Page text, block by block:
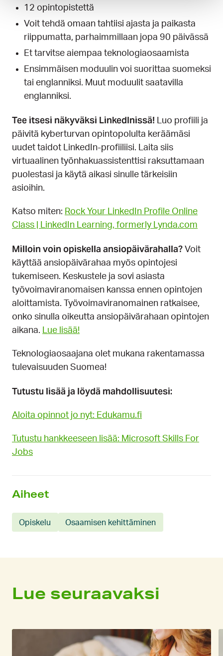
Aiheet
Opiskelu Osaamisen kehittäminen
12 opintopistettä
Voit tehdä omaan tahtiisi ajasta ja paikasta
riippumatta, parhaimmillaan jopa 90 päivässä
Et tarvitse aiempaa teknologiaosaamista
Ensimmäisen moduulin voi suorittaa suomeksi
tai englanniksi. Muut moduulit saatavilla
englanniksi.
Tee itsesi näkyväksi LinkedInissä! Luo profiili ja
päivitä kyberturvan opintopolulta keräämäsi
uudet taidot LinkedIn-profiiliisi. Laita siis
virtuaalinen työnhakuassistenttisi raksuttamaan
puolestasi ja käytä aikasi sinulle tärkeisiin
asioihin.
Katso miten: Rock Your LinkedIn Profile Online
Class | LinkedIn Learning, formerly Lynda.com
Milloin voin opiskella ansiopäivärahalla? Voit
käyttää ansiopäivärahaa myös opintojesi
tukemiseen. Keskustele ja sovi asiasta
työvoimaviranomaisen kanssa ennen opintojen
aloittamista. Työvoimaviranomainen ratkaisee,
onko sinulla oikeutta ansiopäivärahaan opintojen
aikana. Lue lisää!
Teknologiaosaajana olet mukana rakentamassa
tulevaisuuden Suomea!
Tutustu lisää ja löydä mahdollisuutesi:
Aloita opinnot jo nyt: Edukamu.fi
Tutustu hankkeeseen lisää: Microsoft Skills For
Jobs
Lue seuraavaksi